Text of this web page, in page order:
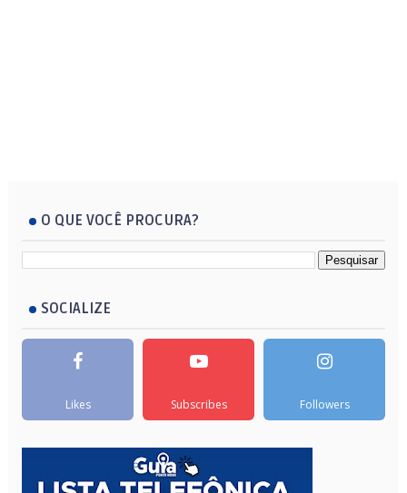
O QUE VOCÊ PROCURA?
SOCIALIZE
Likes Subscribes Followers